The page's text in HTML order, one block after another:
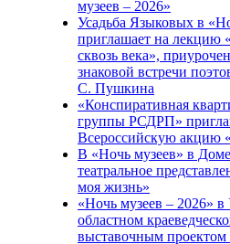
музеев – 2026»
Усадьба Языковых в
приглашает на лекцию
сквозь века»,
знаковой встречи
С. Пушкина
«Конспиративная
группы РСДРП»
Всероссийскую акцию
В «Ночь музеев» в
театральное
моя жизнь»
«Ночь музеев – 2026» в
областном
выставочным